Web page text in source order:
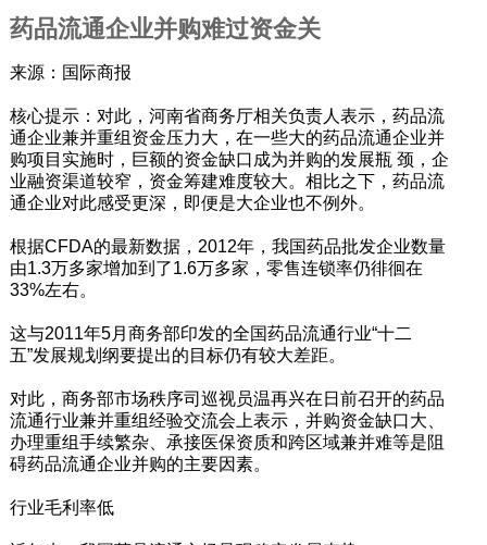
药品流通企业并购难过资金关
来源：国际商报
核心提示：对此，河南省商务厅相关负责人表示，药品流
通企业兼并重组资金压力大，在一些大的药品流通企业并
购项目实施时，巨额的资金缺口成为并购的发展瓶 颈，企
业融资渠道较窄，资金筹建难度较大。相比之下，药品流
通企业对此感受更深，即便是大企业也不例外。
根据CFDA的最新数据，2012年，我国药品批发企业数量
由1.3万多家增加到了1.6万多家，零售连锁率仍徘徊在
33%左右。
这与2011年5月商务部印发的全国药品流通行业“十二
五”发展规划纲要提出的目标仍有较大差距。
对此，商务部市场秩序司巡视员温再兴在日前召开的药品
流通行业兼并重组经验交流会上表示，并购资金缺口大、
办理重组手续繁杂、承接医保资质和跨区域兼并难等是阻
碍药品流通企业并购的主要因素。
行业毛利率低